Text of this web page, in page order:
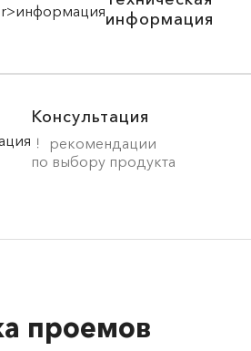
информация
Консультация
рекомендации
по выбору продукта
проемов